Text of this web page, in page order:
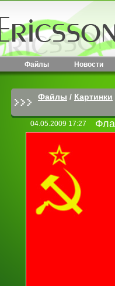
Файлы Новости
Файлы / Картинки
04.05.2009 17:27